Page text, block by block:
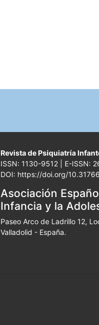
Revista de Psiquiatría
ISSN: 1130-9512 | E-ISSN:
DOI: https://doi.org/
Asociación
Infancia y la
Paseo Arco de Ladrillo 12,
Valladolid - España.